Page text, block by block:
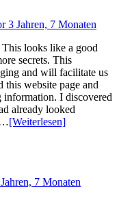
3 Jahren, 7 Monaten
looks like a good
secrets. This
and will facilitate us
website page and
I discovered
already looked
[Weiterlesen]
7 Monaten